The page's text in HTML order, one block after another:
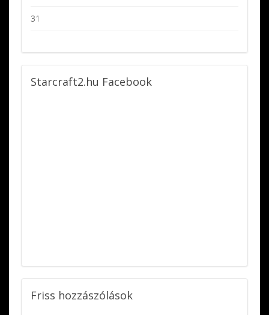
31
Starcraft2.hu Facebook
Friss hozzászólások